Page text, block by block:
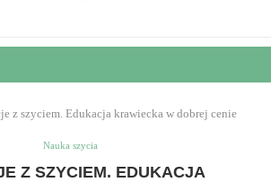
z szyciem. Edukacja krawiecka w dobrej cenie
Nauka szycia
Z SZYCIEM. EDUKACJA